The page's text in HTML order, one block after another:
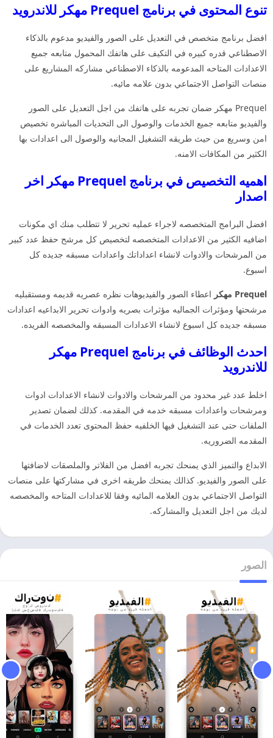
تنوع المحتوى في برنامج Prequel مهكر للاندرويد
افضل برنامج متخصص في التعديل على الصور والفيديو مدعوم بالذكاء
الاصطناعي قدره كبيره في التكيف على هاتفك المحمول متابعه جميع
الاعدادات المتاحه المدعومه بالذكاء الاصطناعي مشاركه المشاريع على
منصات التواصل الاجتماعي بدون علامه مائيه.
Prequel مهكر ضمان تجربه على هاتفك من اجل التعديل على الصور
والفيديو متابعه جميع الخدمات والوصول الى التحديات المباشره تخصيص
امن وسريع من حيث طريقه التشغيل المجانيه والوصول الى اعدادات بها
الكثير من المكافات الامنه.
اهميه التخصيص في برنامج Prequel مهكر اخر
اصدار
افضل البرامج المتخصصه لاجراء عمليه تحرير لا تتطلب منك اي مكونات
اضافيه الكثير من الاعدادات المتخصصه لتخصيص كل مرشح حفظ عدد كبير
من المرشحات والادوات لانشاء اعداداتك واعدادات مسبقه جديده كل
اسبوع.
Prequel مهكر
اعطاء الصور والفيديوهات نظره عصريه قديمه ومستقبليه
مرشحتها ومؤثرات الجماليه مؤثرات بصريه وادوات تحرير الابداعيه اعدادات
مسبقه جديده كل اسبوع لانشاء الاعدادات المسبقه والمخصصه الفريده.
احدث الوظائف في برنامج Prequel مهكر
للاندرويد
اخلط عدد غير محدود من المرشحات والادوات لانشاء الاعدادات ادوات
ومرشحات واعدادات مسبقه خدمه في المقدمه. كذلك لضمان تصدير
الملفات حتى عند التشغيل فيها الخلفيه حفظ المحتوى تعدد الخدمات في
المقدمه الضروريه.
الابداع والتميز الذي يمنحك تجربه افضل من الفلاتر والملصقات لاضافتها
على الصور والفيديو. كذالك يمنحك طريقه اخرى في مشاركتها على منصات
التواصل الاجتماعي بدون العلامه المائيه وفقا للاعدادات المتاحه والمخصصه
لديك من اجل التعديل والمشاركه.
الصور